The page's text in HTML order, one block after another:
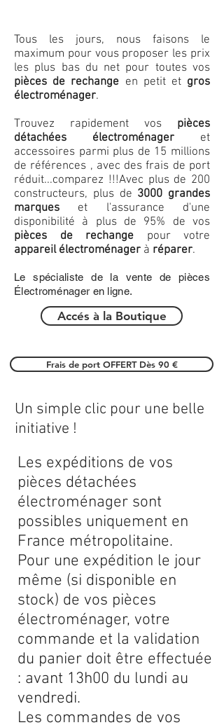
Tous les jours, nous faisons le
maximum pour vous proposer les prix
les plus bas du net pour toutes vos
pièces de rechange en petit et gros
électroménager.
Trouvez rapidement vos pièces
détachées électroménager et
accessoires parmi plus de 15 millions
de références , avec des frais de port
réduit...comparez !!!Avec plus de 200
constructeurs, plus de 3000 grandes
marques et l'assurance d'une
disponibilité à plus de 95% de vos
pièces de rechange pour votre
appareil électroménager à réparer.
Le spécialiste de la vente de pièces
Électroménager en ligne.
Accés à la Boutique
Frais de port OFFERT Dès 90 €
Les expéditions de vos
pièces détachées
électroménager sont
possibles uniquement en
France métropolitaine.
Pour une expédition le jour
même (si disponible en
stock) de vos pièces
électroménager, votre
commande et la validation
du panier doit être effectuée
: avant 13h00 du lundi au
vendredi.
Les commandes de vos
Un simple clic pour une belle
initiative !